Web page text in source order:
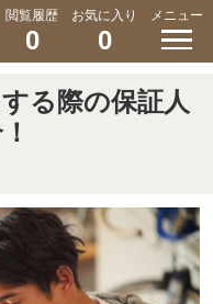
閲覧履歴
0
お気に入り
0
メニュー
る際の保証人